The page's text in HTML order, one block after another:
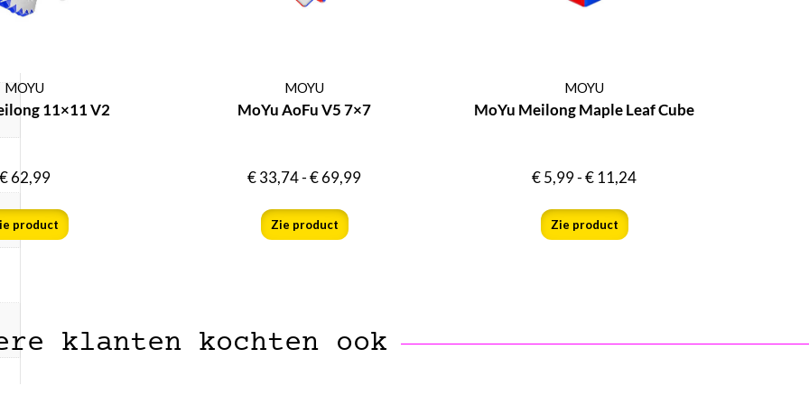
MOYU
11×11 V2
€62,99
product
MOYU
MoYu AoFu V5 7×7
€33,74-€69,99
Zie product
MOYU
MoYu Meilong Maple Leaf Cube
€5,99-€11,24
Zie product
klanten kochten ook